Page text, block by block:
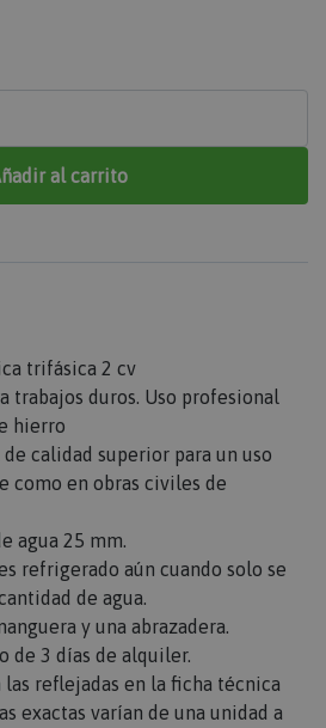
al carrito
trifásica 2 cv
trabajos duros. Uso profesional
hierro
calidad superior para un uso
como en obras civiles de
agua 25 mm.
refrigerado aún cuando solo se
de agua.
y una abrazadera.
de 3 días de alquiler.
las reflejadas en la ficha técnica
exactas varían de una unidad a